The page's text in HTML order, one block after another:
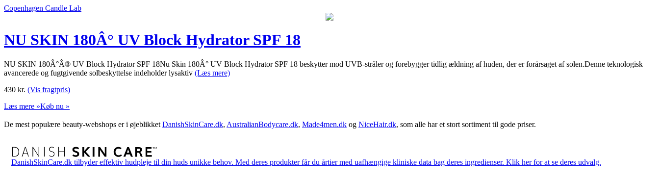
Copenhagen Candle Lab
NU SKIN 180Â° UV Block Hydrator SPF 18
NU SKIN 180Â°Â® UV Block Hydrator SPF 18Nu Skin 180Â° UV Block Hydrator SPF 18 beskytter mod UVB-stråler og forebygger tidlig ældning af huden, der er forårsaget af solen.Denne teknologisk
avancerede og fugtgivende solbeskyttelse indeholder lysaktiv (Læs mere)
430 kr. (Vis fragtpris)
Læs mere »Køb nu »
De mest populære beauty-webshops er i øjeblikket DanishSkinCare.dk, AustralianBodycare.dk, Made4men.dk og NiceHair.dk, som alle har et stort sortiment til gode priser.
DanishSkinCare.dk tilbyder effektiv hudpleje til din huds unikke behov. Med deres produkter får du årtier med uafhængige kliniske data bag deres ingredienser. Klik her for at se deres udvalg.